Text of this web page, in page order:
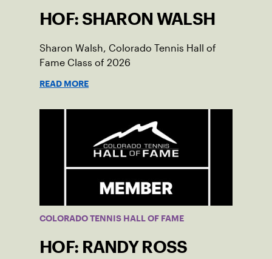
HOF: SHARON WALSH
Sharon Walsh, Colorado Tennis Hall of
Fame Class of 2026
READ MORE
COLORADO TENNIS HALL OF FAME
HOF: RANDY ROSS